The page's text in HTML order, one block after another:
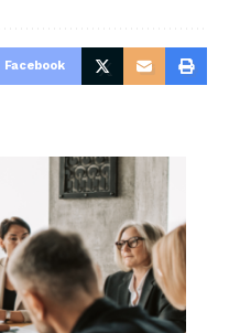
Facebook